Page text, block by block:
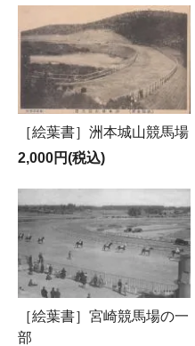
［絵葉書］洲本城山競馬場
2,000円(税込)
［絵葉書］宮崎競馬場の一
部